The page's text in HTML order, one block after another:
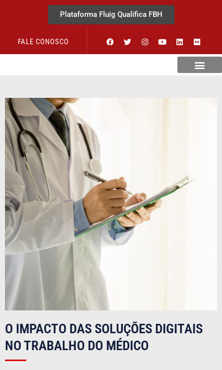
Plataforma Fluig Qualifica FBH
FALE CONOSCO
O IMPACTO DAS SOLUÇÕES DIGITAIS
NO TRABALHO DO MÉDICO